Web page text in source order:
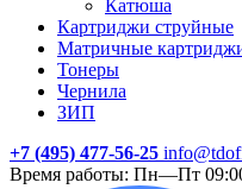
Катюша
Картриджи струйные
Матричные
Тонеры
Чернила
ЗИП
+7 (495) 477-56-25
Время работы: Пн—Пт